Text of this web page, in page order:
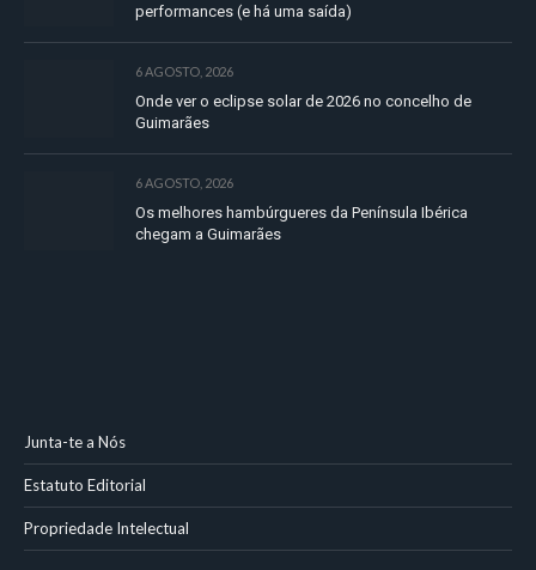
performances (e há uma saída)
6 AGOSTO, 2026
Onde ver o eclipse solar de 2026 no concelho de
Guimarães
6 AGOSTO, 2026
Os melhores hambúrgueres da Península Ibérica
chegam a Guimarães
Junta-te a Nós
Estatuto Editorial
Propriedade Intelectual